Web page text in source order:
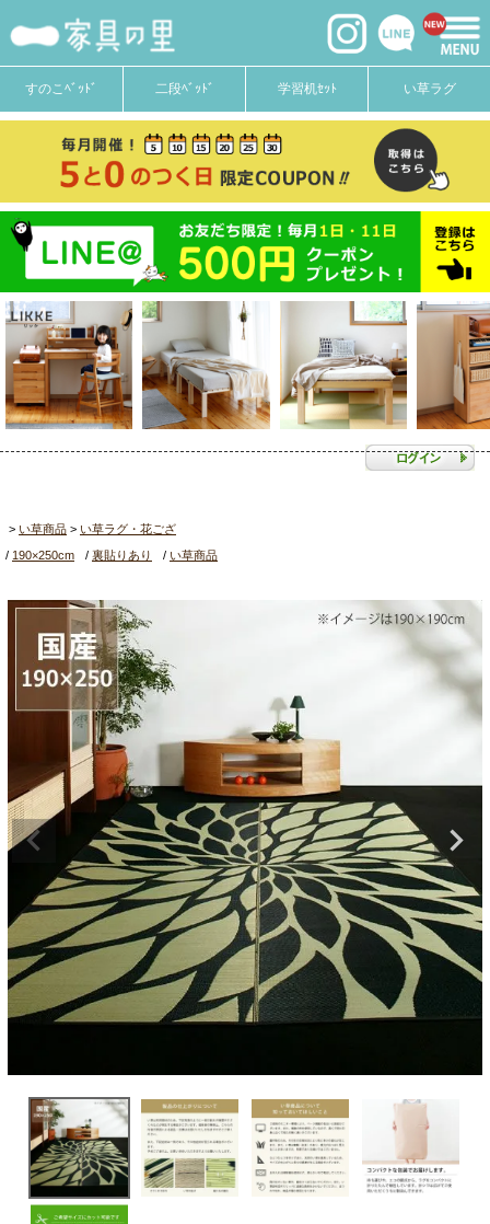
すのこﾍﾞｯﾄﾞ 二段ﾍﾞｯﾄﾞ 学習机ｾｯﾄ い草ラグ
い草商品
い草ラグ・花ござ
190×250cm
裏貼りあり い草商品